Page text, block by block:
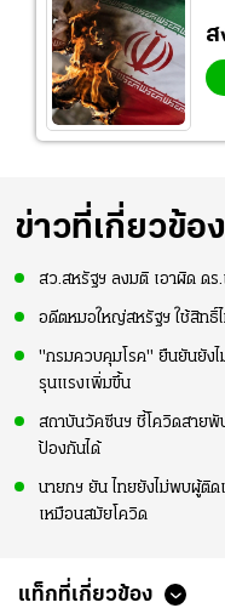
ส
ข่าวที่เกี่ยวข้อง
สว.สหรัฐฯ ลงมติ เอาผิด ดร
อดีตหมอใหญ่สหรัฐฯ ใช้สิทธิ์
"กรมควบคุมโรค" ยืนยันยัง
รุนแรงเพิ่มขึ้น
สถาบันวัคซีนฯ ชี้โควิดสาย
ป้องกันได้
นายกฯ ยัน ไทยยังไม่พบผู้ติด
เหมือนสมัยโควิด
แท็กที่เกี่ยวข้อง